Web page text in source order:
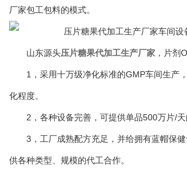
厂家包工包料的模式。
山东源头压片糖果代加工生产厂家 ，片剂
1，采用十万级净化标准的GMP车间生产
化程度。
2，各种设备完善，可提供单品500万片/天
3，工厂成熟配方充足，并给拥有蓝帽保健
供各种类型、规模的代工合作。